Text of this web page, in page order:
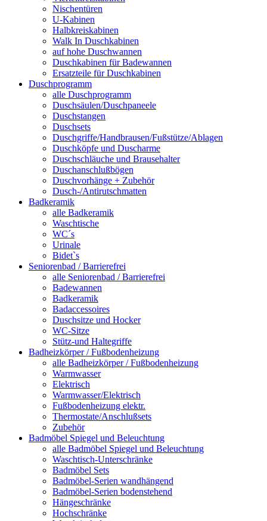
Nischentüren
U-Kabinen
Halbkreiskabinen
Walk In Duschkabinen
auf hohe Duschwannen
Duschkabinen für Badewannen
Ersatzteile für Duschkabinen
Duschprogramm
alle Duschprogramm
Duschsäulen/Duschpaneele
Duschstangen
Duschsets
Duschgriffe/Handbrausen/Fußstütze/Ablagen
Duschköpfe und Duscharme
Duschschläuche und Brausehalter
Duschanschlußbögen
Duschvorhänge + Zubehör
Dusch-/Antirutschmatten
Badkeramik
alle Badkeramik
Waschtische
WC´s
Urinale
Bidet`s
Seniorenbad / Barrierefrei
alle Seniorenbad / Barrierefrei
Badewannen
Badkeramik
Badaccessoires
Duschsitze und Hocker
WC-Sitze
Stütz-und Haltegriffe
Badheizkörper / Fußbodenheizung
alle Badheizkörper / Fußbodenheizung
Warmwasser
Elektrisch
Warmwasser/Elektrisch
Fußbodenheizung elektr.
Thermostate/Anschlußsets
Zubehör
Badmöbel Spiegel und Beleuchtung
alle Badmöbel Spiegel und Beleuchtung
Waschtisch-Unterschränke
Badmöbel Sets
Badmöbel-Serien wandhängend
Badmöbel-Serien bodenstehend
Hängeschränke
Hochschränke